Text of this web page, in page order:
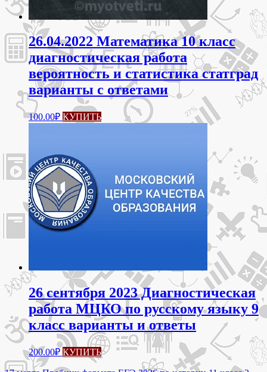
26.04.2022 Математика 10 класс
диагностическая работа
вероятность и статистика статград
варианты с ответами
100.00₽ КУПИТЬ
26 сентября 2023 Диагностическая
работа МЦКО по русскому языку 9
класс варианты и ответы
200.00₽ КУПИТЬ